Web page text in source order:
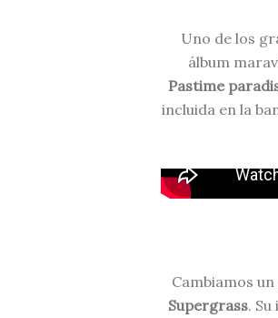
Uno de los
álbum
Pastime
incluida en la
Cambiamos
Supergrass.